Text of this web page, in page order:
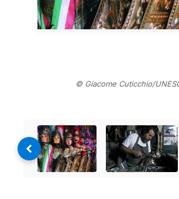
© Giacome Cuticchio/